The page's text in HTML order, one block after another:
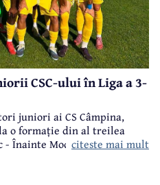
CSC-ului în Liga a 3-
juniori ai CS Câmpina,
o formație din al treilea
- Înainte Modelu, din județul
citeste mai mult